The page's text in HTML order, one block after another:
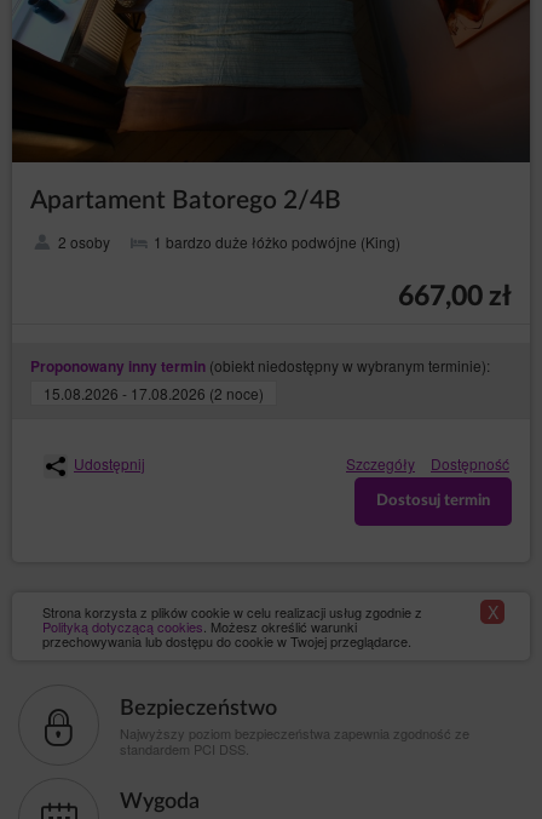
Apartament Batorego 2/4B
2 osoby 1 bardzo duże łóżko podwójne (King)
667,00 zł
Proponowany inny termin (obiekt niedostępny w wybranym terminie):
15.08.2026 - 17.08.2026 (2 noce)
Udostępnij Szczegóły Dostępność
Dostosuj termin
Strona korzysta z plików cookie w celu realizacji usług zgodnie z
Polityką dotyczącą cookies . Możesz określić warunki
przechowywania lub dostępu do cookie w Twojej przeglądarce.
X
Bezpieczeństwo
Najwyższy poziom bezpieczeństwa zapewnia zgodność ze
standardem PCI DSS.
Wygoda